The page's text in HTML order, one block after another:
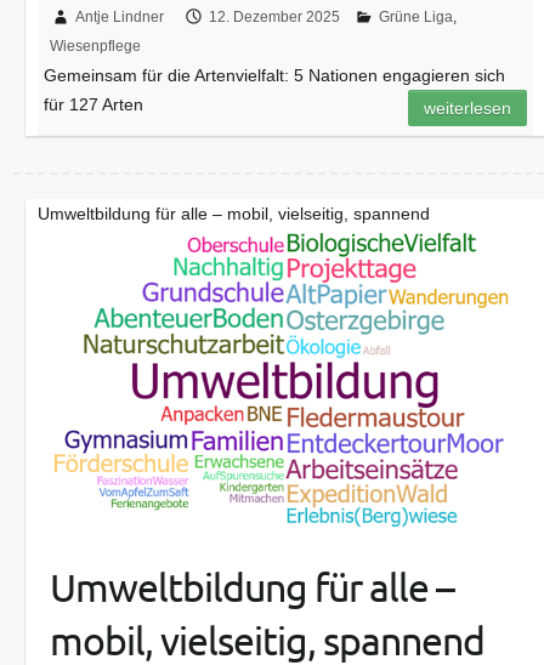
Antje Lindner 12. Dezember 2025 Grüne Liga
Wiesenpflege
Gemeinsam für die Artenvielfalt: 5 Nationen engagieren sich
für 127 Arten
weiterlesen
Umweltbildung für alle – mobil, vielseitig, spannend
Umweltbildung für alle –
mobil, vielseitig, spannend